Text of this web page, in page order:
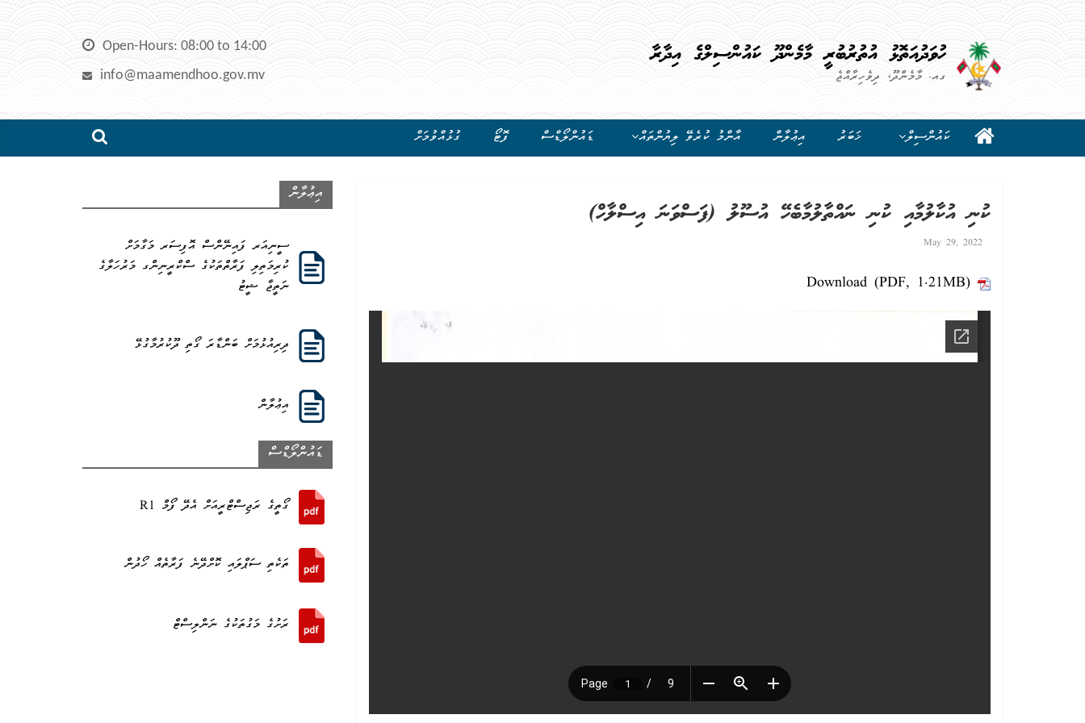
Skip
ހުވަދުއަތޮޅު އުތުރުބުރީ މާމެންދޫ ކައުންސިލްގެ އިދާރާ
ގއ. މާމެންދޫ، ދިވެހިރާއްޖެ
Open-Hours: 08:00 to 14:00
info@maamendhoo.gov.mv
ކައުންސިލް ޚަބަރު އިޢުލާން އާންމު ކުރެވޭ ލިޔުންތައް ޑައުންލޯޑްސް ފޮޓޯ ގުޅުއްވުމަށް
ކުނި އުކާލުމާއި ކުނި ނައްތާލުމާބެހޭ އުސޫލު (ފަސްވަނަ އިސްލާހް)
May 29, 2022
Download (PDF, 1.21MB)
އިޢުލާން
ސީނިއަރ ފައިނޭންސް އޮފިސަރ މަގާމަށް
ކުރިމަތިލި ފަރާތްތަކުގެ ސްކްރީނިންގ މަރުހަލާގެ
ނަތީޖާ ޝީޓު
ދިރިއުޅުމަށް ބަންޑާރަ ގޯތި ދޫކުރުމާގުޅޭ
އިޢުލާން
ޑައުންލޯޑްސް
ގޯތީގެ ރަޖިސްޓްރީއަށް އެދޭ ފޯމް R1
ތަކެތި ސަޕްލައި ކޮށްދޭނެ ފަރާތެއް ހޯދުން
ރަށުގެ މަގުތަކުގެ ނަންލިސްޓް